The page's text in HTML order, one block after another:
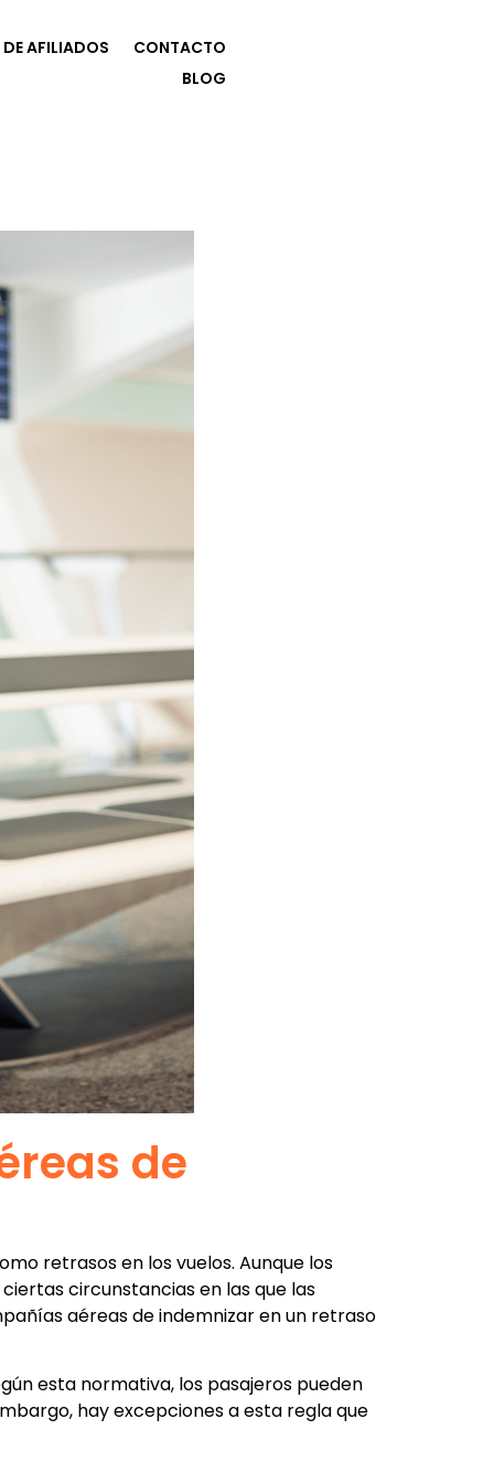
AFILIADOS
CONTACTO
BLOG
de
retrasos en los vuelos. Aunque los
circunstancias en las que las
aéreas de indemnizar en un retraso
esta normativa, los pasajeros pueden
hay excepciones a esta regla que